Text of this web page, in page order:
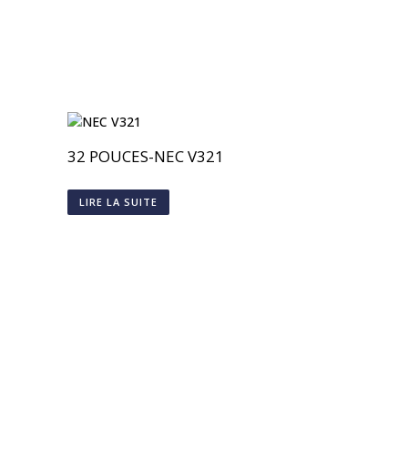
32 POUCES-NEC V321
LIRE LA SUITE